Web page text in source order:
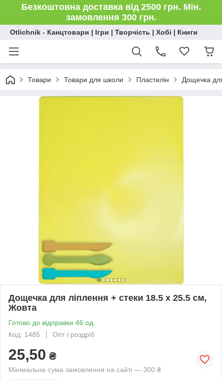
Безкоштовна доставка від 2500 грн. Мін.
замовлення 300 грн.
Otlichnik - Канцтовари | Ігри | Творчість | Хобі | Книги
Товари Товари для школи Пластилін Дощечка
Дощечка для ліплення + стеки 18.5 х 25.5 см,
Жовта
Готово до відправки 46 од.
Код: 1485
Опт і роздріб
25,50 ₴
Мінімальна сума замовлення на сайті — 300 ₴